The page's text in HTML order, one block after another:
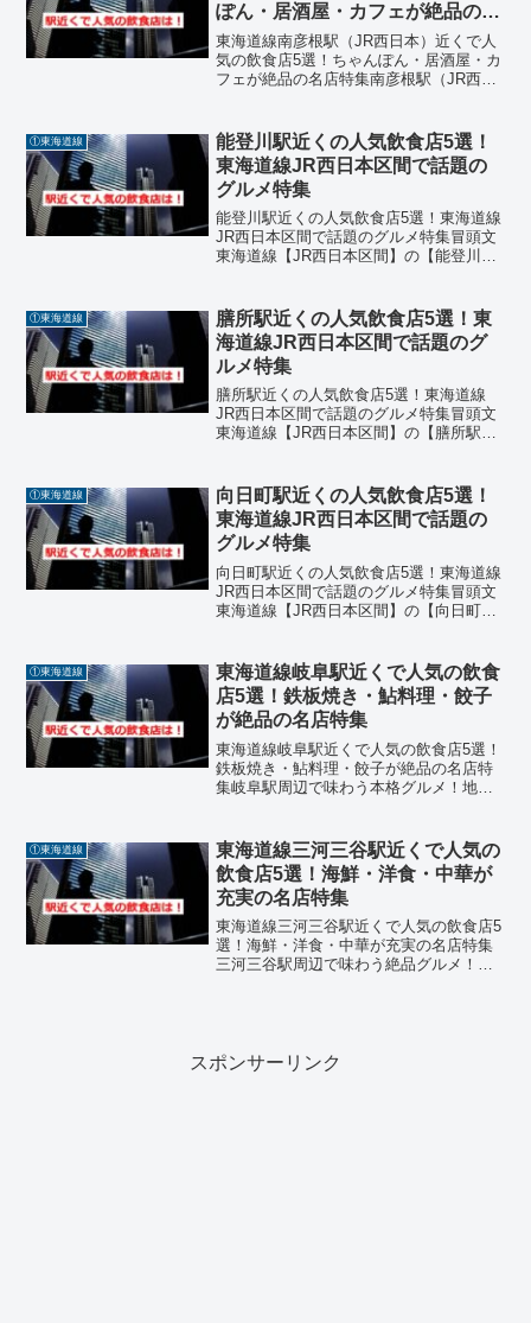
ぽん・居酒屋・カフェが絶品の名
店特集
東海道線南彦根駅（JR西日本）近くで人
気の飲食店5選！ちゃんぽん・居酒屋・カ
フェが絶品の名店特集南彦根駅（JR西日
滋賀県彦根市に位置するJR西日本の東海
道本線の駅で、駅...
①東海道線
能登川駅近くの人気飲食店5選！
東海道線JR西日本区間で話題の
グルメ特集
能登川駅近くの人気飲食店5選！東海道線
JR西日本区間で話題のグルメ特集冒頭文
東海道線【JR西日本区間】の【能登川
ら徒歩圏内でアクセスも良く、ラーメ
ン、焼肉、居酒屋、洋食...
①東海道線
膳所駅近くの人気飲食店5選！東
海道線JR西日本区間で話題のグ
ルメ特集
膳所駅近くの人気飲食店5選！東海道線
JR西日本区間で話題のグルメ特集冒頭文
東海道線【JR西日本区間】の【膳所駅】
内でアクセスも良く、鶏料理、ラーメ
ン、麻婆豆腐、寿司、焼...
①東海道線
向日町駅近くの人気飲食店5選！
東海道線JR西日本区間で話題の
グルメ特集
向日町駅近くの人気飲食店5選！東海道線
JR西日本区間で話題のグルメ特集冒頭文
東海道線【JR西日本区間】の【向日町
徒歩圏内でアクセスも良く、焼き鳥、薬
膳カフェ、インドカレ...
①東海道線
東海道線岐阜駅近くで人気の飲食
店5選！鉄板焼き・鮎料理・餃子
が絶品の名店特集
東海道線岐阜駅近くで人気の飲食店5選！
鉄板焼き・鮎料理・餃子が絶品の名店特
集岐阜駅周辺で味わう本格グルメ！地元
イタリアンなど、ジャンル豊富な飲食店
が揃っています。今回は...
①東海道線
東海道線三河三谷駅近くで人気の
飲食店5選！海鮮・洋食・中華が
充実の名店特集
東海道線三河三谷駅近くで人気の飲食店5
選！海鮮・洋食・中華が充実の名店特集
三河三谷駅周辺で味わう絶品グルメ！地
スポンサーリンク